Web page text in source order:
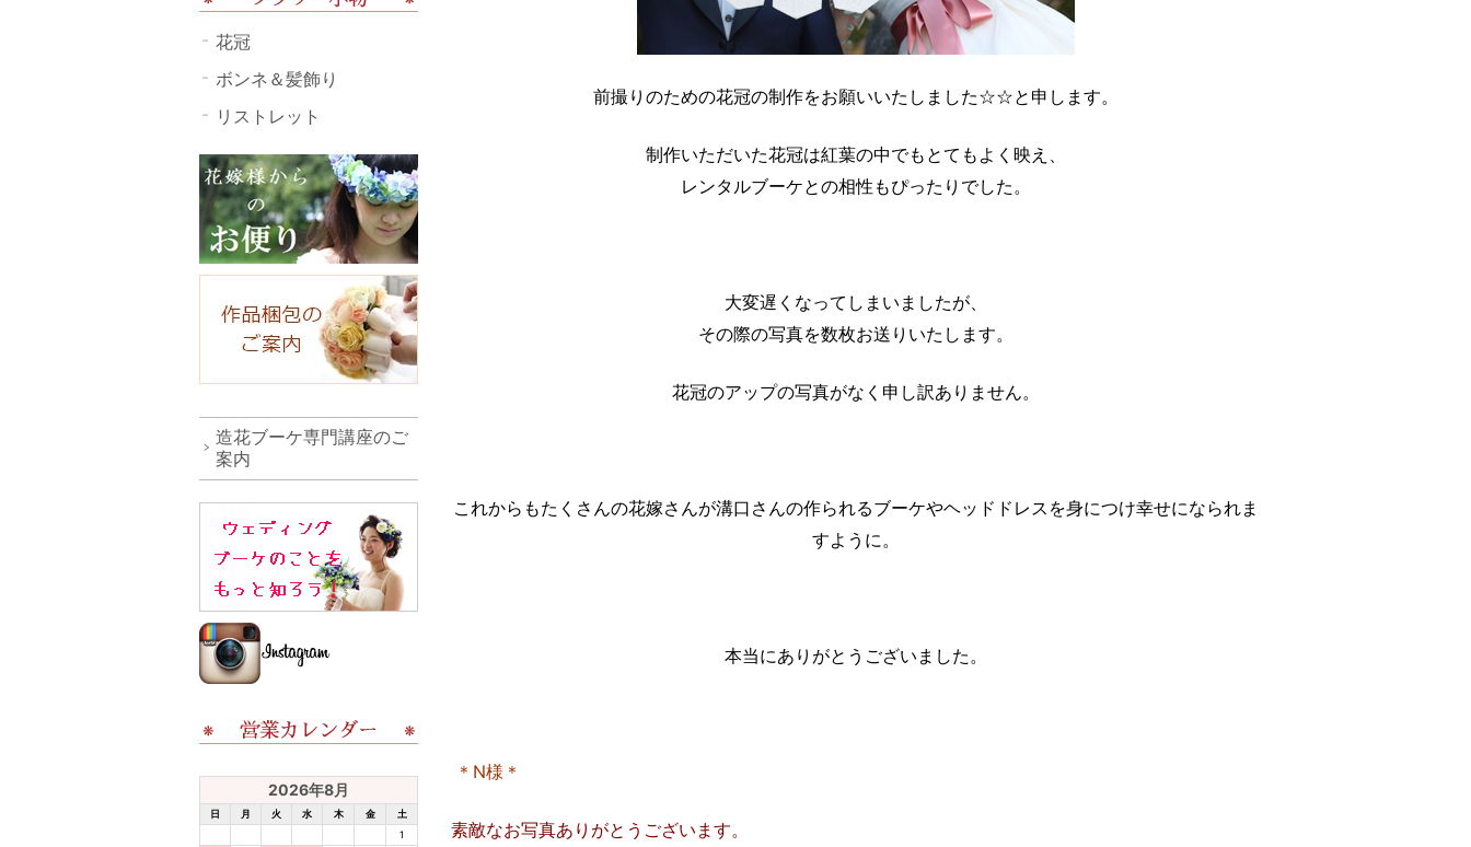
前撮りのための花冠の制作をお願いいたしました☆☆と申します。
制作いただいた花冠は紅葉の中でもとてもよく映え、
レンタルブーケとの相性もぴったりでした。
大変遅くなってしまいましたが、
その際の写真を数枚お送りいたします。
花冠のアップの写真がなく申し訳ありません。
これからもたくさんの花嫁さんが溝口さんの作られるブーケやヘッドドレスを身につけ幸せになられま
すように。
本当にありがとうございました。
＊N様＊
素敵なお写真ありがとうございます。
花冠
ボンネ＆髪飾り
リストレット
造花ブーケ専門講座のご
案内
2026年8月
日 月 火 水 木 金
土
1